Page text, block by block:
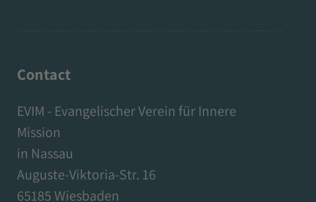
Contact
EVIM - Evangelischer Verein für Innere
Mission
in Nassau
Auguste-Viktoria-Str. 16
65185 Wiesbaden